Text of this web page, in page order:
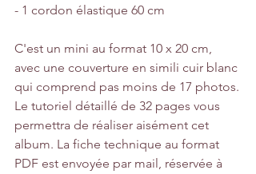
- 1 cordon élastique 60 cm
C'est un mini au format 10 x 20 cm,
avec une couverture en simili cuir blanc
qui comprend pas moins de 17 photos.
Le tutoriel détaillé de 32 pages vous
permettra de réaliser aisément cet
album. La fiche technique au format
PDF est envoyée par mail, réservée à